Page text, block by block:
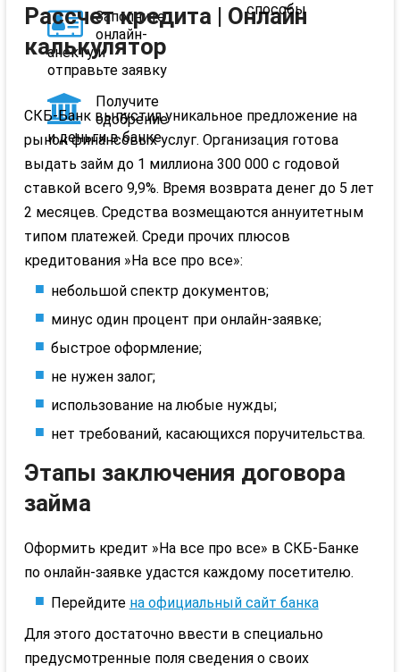
Заполните
онлайн-
анекту и
отправьте заявку
Получите
одобрение
и деньги в банке
способы
Рассчет кредита | Онлайн
калькулятор
СКБ-Банк выпустил уникальное предложение на
рынок финансовых услуг. Организация готова
выдать займ до 1 миллиона 300 000 с годовой
ставкой всего 9,9%. Время возврата денег до 5 лет
2 месяцев. Средства возмещаются аннуитетным
типом платежей. Среди прочих плюсов
кредитования »На все про все»:
небольшой спектр документов;
минус один процент при онлайн-заявке;
быстрое оформление;
не нужен залог;
использование на любые нужды;
нет требований, касающихся поручительства.
Этапы заключения договора
займа
Оформить кредит »На все про все» в СКБ-Банке
по онлайн-заявке удастся каждому посетителю.
Перейдите на официальный сайт банка
Для этого достаточно ввести в специально
предусмотренные поля сведения о своих